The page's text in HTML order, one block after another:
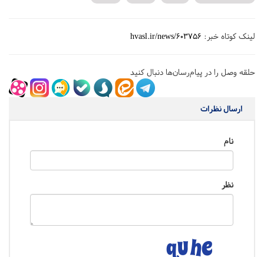
لینک کوتاه خبر: hvasl.ir/news/603756
حلقه وصل را در پیام‌رسان‌ها دنبال کنید
ارسال نظرات
نام
نظر